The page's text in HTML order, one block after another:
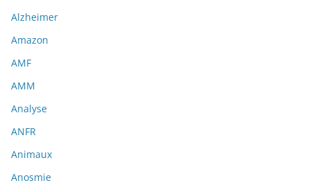
Alzheimer
Amazon
AMF
AMM
Analyse
ANFR
Animaux
Anosmie